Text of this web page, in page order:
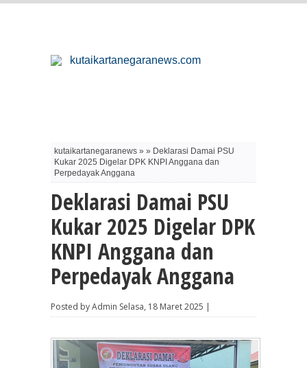
kutaikartanegaranews » » Deklarasi Damai PSU
Kukar 2025 Digelar DPK KNPI Anggana dan
Perpedayak Anggana
Deklarasi Damai PSU
Kukar 2025 Digelar DPK
KNPI Anggana dan
Perpedayak Anggana
Posted by Admin Selasa, 18 Maret 2025 |